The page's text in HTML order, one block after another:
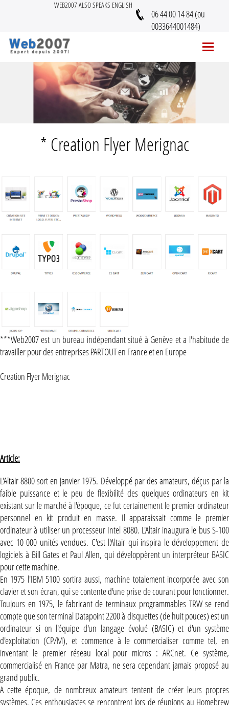
WEB2007 ALSO SPEAKS ENGLISH
06 44 00 14 84 (ou
0033644001484)
* Creation Flyer Merignac
***Web2007 est un bureau indépendant situé à Genève et a l'habitude de
travailler pour des entreprises PARTOUT en France et en Europe
Creation Flyer Merignac
Article:
L'Altair 8800 sort en janvier 1975. Développé par des amateurs, déçus par la
faible puissance et le peu de flexibilité des quelques ordinateurs en kit
existant sur le marché à l'époque, ce fut certainement le premier ordinateur
personnel en kit produit en masse. Il apparaissait comme le premier
ordinateur à utiliser un processeur Intel 8080. L'Altair inaugura le bus S-100
avec 10 000 unités vendues. C'est l'Altair qui inspira le développement de
logiciels à Bill Gates et Paul Allen, qui développèrent un interpréteur BASIC
pour cette machine.
En 1975 l'IBM 5100 sortira aussi, machine totalement incorporée avec son
clavier et son écran, qui se contente d'une prise de courant pour fonctionner.
Toujours en 1975, le fabricant de terminaux programmables TRW se rend
compte que son terminal Datapoint 2200 à disquettes (de huit pouces) est un
ordinateur si on l'équipe d'un langage évolué (BASIC) et d'un système
d'exploitation (CP/M), et commence à le commercialiser comme tel, en
inventant le premier réseau local pour micros : ARCnet. Ce système,
commercialisé en France par Matra, ne sera cependant jamais proposé au
grand public.
A cette époque, de nombreux amateurs tentent de créer leurs propres
systèmes. Ces enthousiastes se rencontrent lors de réunions au Homebrew